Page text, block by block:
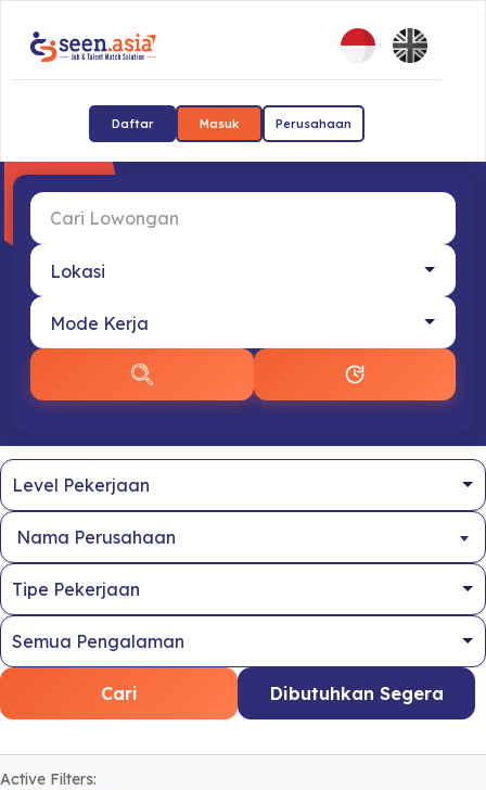
Daftar Masuk Perusahaan
Nama Perusahaan
Cari Dibutuhkan Segera
Active Filters: